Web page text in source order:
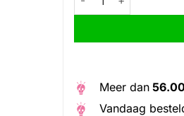
Meer dan
Vandaag